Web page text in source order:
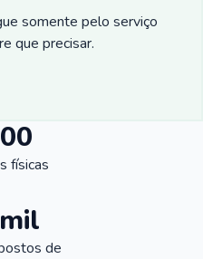
somente pelo serviço
que precisar.
físicas
de